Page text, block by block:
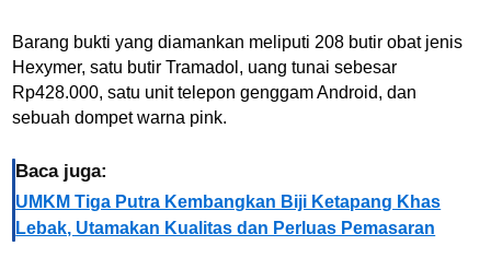
Barang bukti yang diamankan meliputi 208 butir obat jenis
Hexymer, satu butir Tramadol, uang tunai sebesar
Rp428.000, satu unit telepon genggam Android, dan
sebuah dompet warna pink.
Baca juga:
UMKM Tiga Putra Kembangkan Biji Ketapang Khas
Lebak, Utamakan Kualitas dan Perluas Pemasaran